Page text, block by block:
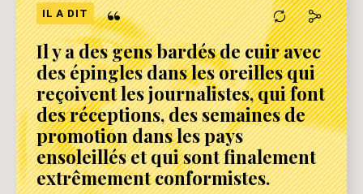
IL A DIT “
Il y a des gens bardés de cuir avec
des épingles dans les oreilles qui
reçoivent les journalistes, qui font
des réceptions, des semaines de
promotion dans les pays
ensoleillés et qui sont finalement
extrêmement conformistes.